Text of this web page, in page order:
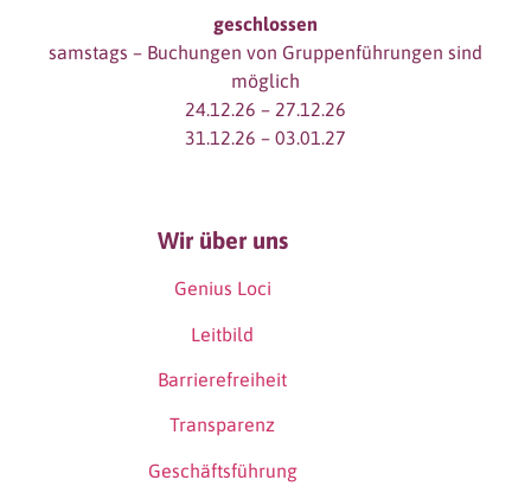
geschlossen
samstags – Buchungen von Gruppenführungen sind
möglich
24.12.26 – 27.12.26
31.12.26 – 03.01.27
Wir über uns
Genius Loci
Leitbild
Barrierefreiheit
Transparenz
Geschäftsführung